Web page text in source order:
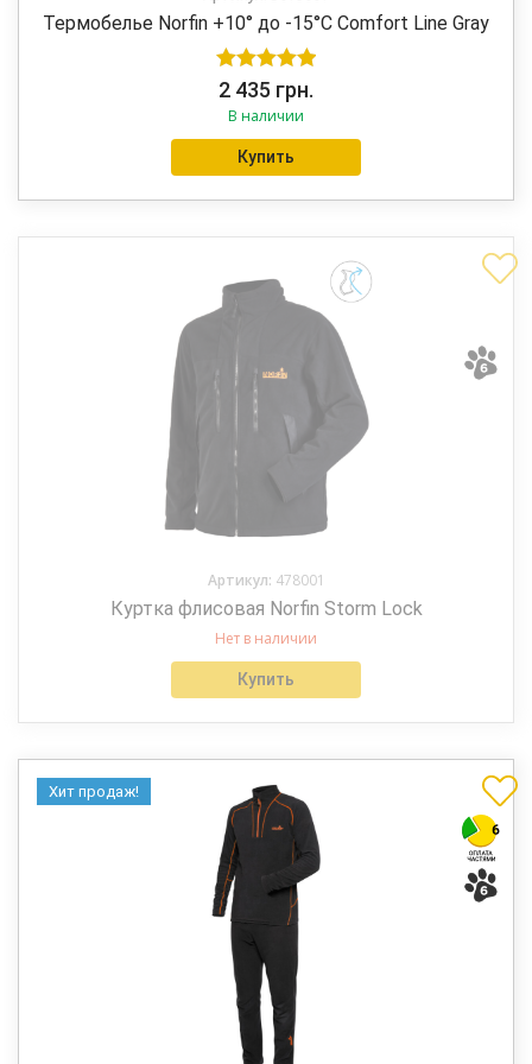
Термобелье Norfin +10° до -15°C Comfort Line Gray
Оценка5.00
из 5
2 435 грн.
В наличии
Купить
Артикул: 478001
Куртка флисовая Norfin Storm Lock
Нет в наличии
Купить
Хит продаж!